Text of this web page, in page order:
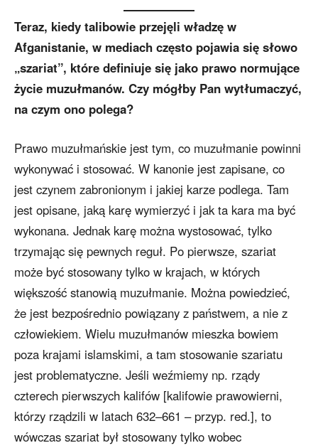
Teraz, kiedy talibowie przejęli władzę w
Afganistanie, w mediach często pojawia się słowo
„szariat”, które definiuje się jako prawo normujące
życie muzułmanów. Czy mógłby Pan wytłumaczyć,
na czym ono polega?
Prawo muzułmańskie jest tym, co muzułmanie powinni
wykonywać i stosować. W kanonie jest zapisane, co
jest czynem zabronionym i jakiej karze podlega. Tam
jest opisane, jaką karę wymierzyć i jak ta kara ma być
wykonana. Jednak karę można wystosować, tylko
trzymając się pewnych reguł. Po pierwsze, szariat
może być stosowany tylko w krajach, w których
większość stanowią muzułmanie. Można powiedzieć,
że jest bezpośrednio powiązany z państwem, a nie z
człowiekiem. Wielu muzułmanów mieszka bowiem
poza krajami islamskimi, a tam stosowanie szariatu
jest problematyczne. Jeśli weźmiemy np. rządy
czterech pierwszych kalifów [kalifowie prawowierni,
którzy rządzili w latach 632–661 – przyp. red.], to
wówczas szariat był stosowany tylko wobec